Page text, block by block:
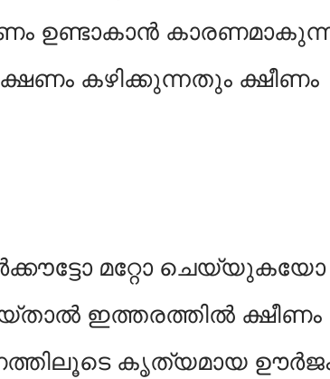
ഉണ്ടാകാൻ
കഴിക്കുന്നതും ക്ഷീണം
മറ്റോ ചെയ്യുകയോ
ഇത്തരത്തില്‍ ക്ഷീണം
കൃത്യമായ